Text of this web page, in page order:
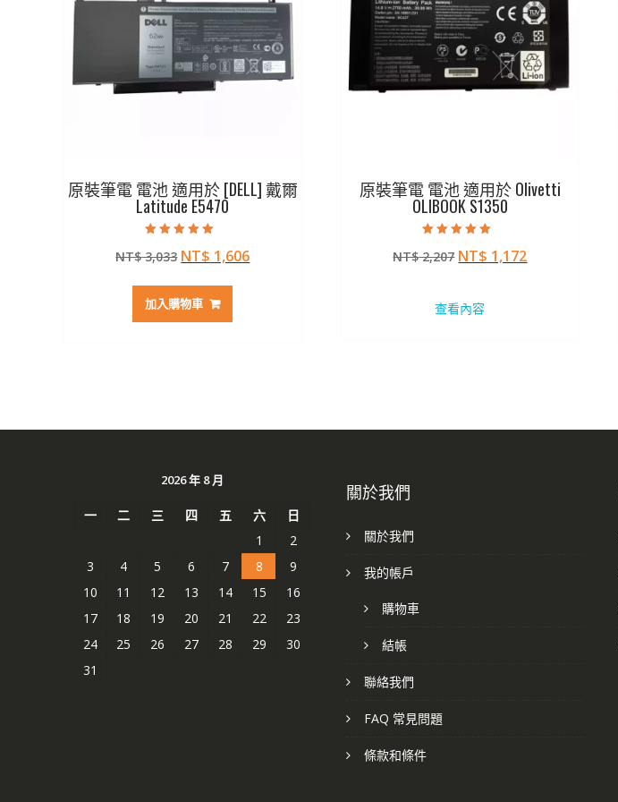
原裝筆電 電池 適用於 [DELL] 戴爾
Latitude E5470
5.00
滿分 5
NT$3,033 原
價
格：
NT$ 1,606目
加入購物車
原裝筆電 電池 適用於 Olivetti
OLIBOOK S1350
5.00
滿分 5
NT$2,207 原
格：
NT$ 1,172目
查看內容
2026 年 8 月
一 二 三 四 五 六
日
1
2
3
4 5 6 7 8
9
10
11 12 13 14 15
16
17
18 19 20 21 22
23
24
25 26 27 28 29
30
31
關於我們
關於我們
我的帳戶
購物車
結帳
聯絡我們
FAQ 常見問題
條款和條件